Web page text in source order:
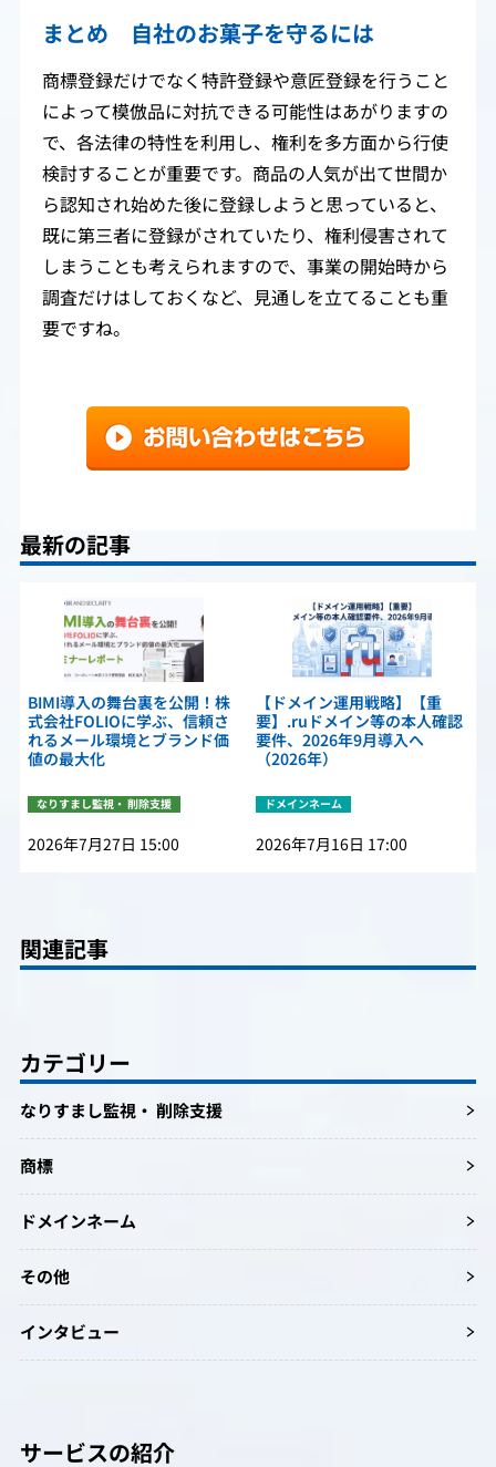
まとめ 自社のお菓子を守るには
商標登録だけでなく特許登録や意匠登録を行うこと
によって模倣品に対抗できる可能性はあがりますの
で、各法律の特性を利用し、権利を多方面から行使
検討することが重要です。商品の人気が出て世間か
ら認知され始めた後に登録しようと思っていると、
既に第三者に登録がされていたり、権利侵害されて
しまうことも考えられますので、事業の開始時から
調査だけはしておくなど、見通しを立てることも重
要ですね。
最新の記事
BIMI導入の舞台裏を公開！株
式会社FOLIOに学ぶ、信頼さ
れるメール環境とブランド価
値の最大化
なりすまし監視・ 削除支援
2026年7月27日 15:00
【ドメイン運用戦略】【重
要】.ruドメイン等の本人確認
要件、2026年9月導入へ
（2026年）
ドメインネーム
2026年7月16日 17:00
関連記事
カテゴリー
なりすまし監視・ 削除支援
商標
ドメインネーム
その他
インタビュー
サービスの紹介